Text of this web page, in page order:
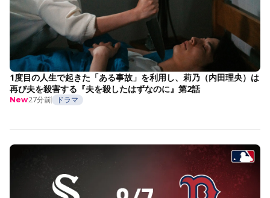
1度目の人生で起きた「ある事故」を利用し、莉乃（内田理央）は
再び夫を殺害する『夫を殺したはずなのに』第2話
New27分前 ドラマ